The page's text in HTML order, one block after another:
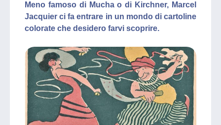
Meno famoso di Mucha o di Kirchner, Marcel
Jacquier ci fa entrare in un mondo di cartoline
colorate che desidero farvi scoprire.